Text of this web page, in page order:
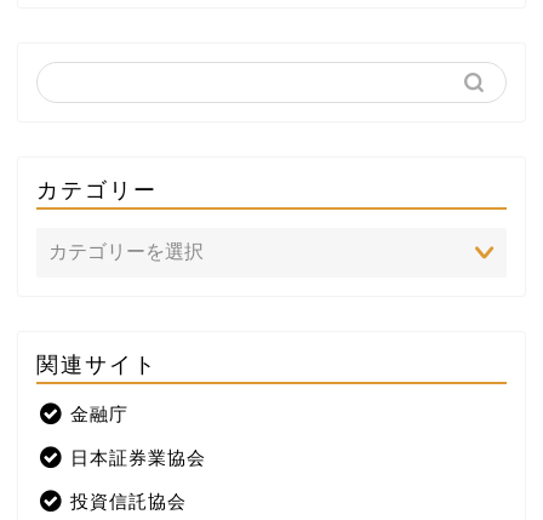
カテゴリー
関連サイト
金融庁
日本証券業協会
投資信託協会